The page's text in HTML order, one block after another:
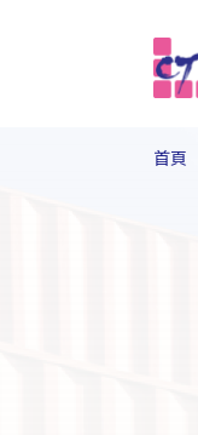
首頁